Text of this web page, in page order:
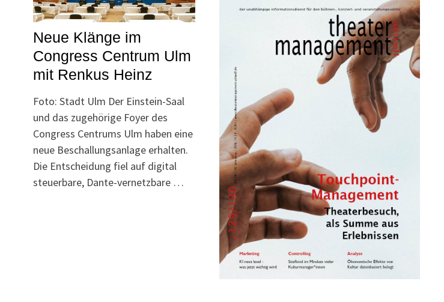
Neue Klänge im
Congress Centrum Ulm
mit Renkus Heinz
Foto: Stadt Ulm Der Einstein-Saal
und das zugehörige Foyer des
Congress Centrums Ulm haben eine
neue Beschallungsanlage erhalten.
Die Entscheidung fiel auf digital
steuerbare, Dante-vernetzbare …